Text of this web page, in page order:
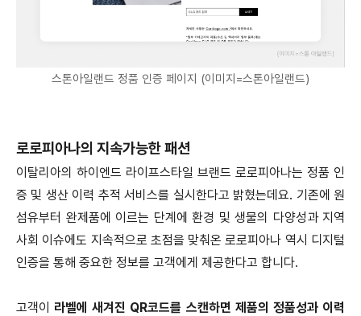
스톤아일랜드 정품 인증 페이지 (이미지=스톤아일랜드)
로로피아나의 지속가능한 패션
이탈리아의 하이엔드 라이프스타일 브랜드 로로피아나는 정품 인
증 및 생산 이력 추적 서비스를 실시한다고 밝혔는데요. 기존에 원
섬유부터 완제품에 이르는 단계에 환경 및 생물의 다양성과 지역
사회 이슈에도 지속적으로 초점을 맞춰온 로로피아나 역시 디지털
인증을 통해 중요한 정보를 고객에게 제공한다고 합니다.
고객이 라벨에 새겨진 QR코드를 스캔하면 제품의 정품성과 이력